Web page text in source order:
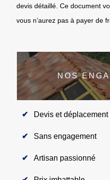
devis détaillé. Ce document
vous n’aurez pas à payer de
NOS
Devis et déplacement
Sans engagement
Artisan passionné